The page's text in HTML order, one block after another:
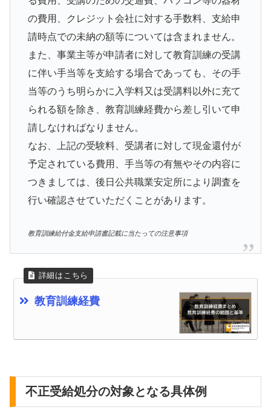
の費用、クレジット会社に対する手数料、支給申
請時点での未納の額等については含まれません。
また、事業主等が申請者に対して教育訓練の受講
に伴い手当等を支給する場合であっても、その手
当等のうち明らかに入学料又は受講料以外に充て
られる額を除き、教育訓練経費から差し引いて申
請しなければなりません。
なお、上記の受験料、受講者に対して現金還付が
予定されている費用、手当等の有無やその内容に
つきましては、後日公共職業安定所により調査を
行い確認させていただくことがあります。
教育訓練給付金支給申請書記載に当たっての注意事項
教育訓練経費
不正受給処分の対象となる具体例